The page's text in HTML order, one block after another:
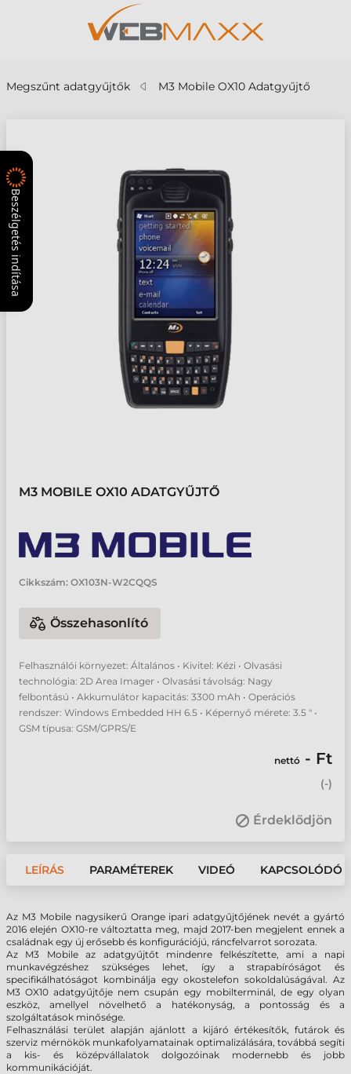
Megszűnt adatgyűjtők M3 Mobile OX10 Adatgyűjtő
M3 MOBILE OX10 ADATGYŰJTŐ
Cikkszám: OX103N-W2CQQS
Összehasonlító
Felhasználói környezet: Általános • Kivitel: Kézi • Olvasási
technológia: 2D Area Imager • Olvasási távolság: Nagy
felbontású • Akkumulátor kapacitás: 3300 mAh • Operációs
rendszer: Windows Embedded HH 6.5 • Képernyő mérete: 3.5 " •
GSM típusa: GSM/GPRS/E
nettó - Ft
(-)
Érdeklődjön
LEÍRÁS PARAMÉTEREK VIDEÓ KAPCSOLÓDÓ
Az M3 Mobile nagysikerű Orange ipari adatgyűjtőjének nevét a gyártó
2016 elején OX10-re változtatta meg, majd 2017-ben megjelent ennek a
családnak egy új erősebb és konfigurációjú, ráncfelvarrot sorozata.
Az M3 Mobile az adatgyűjtőt mindenre felkészítette, ami a napi
munkavégzéshez szükséges lehet, így a strapabíróságot és
specifikálhatóságot kombinálja egy okostelefon sokoldalúságával. Az
M3 OX10 adatgyűjtője nem csupán egy mobilterminál, de egy olyan
eszköz, amellyel növelhető a hatékonyság, a pontosság és a
szolgáltatások minősége.
Felhasználási terület alapján ajánlott a kijáró értékesítők, futárok és
szerviz mérnökök munkafolyamatainak optimalizálására, továbbá segíti
a kis- és középvállalatok dolgozóinak modernebb és jobb
kommunikációját.
Beszélgetés indítása